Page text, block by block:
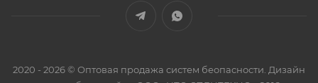
2020 - 2026 © Оптовая продажа систем беопасности. Дизайн